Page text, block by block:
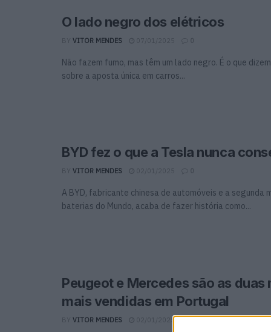
O lado negro dos elétricos
BY VITOR MENDES 07/01/2025 0
Não fazem fumo, mas têm um lado negro. É o que
sobre a aposta única em carros...
BYD fez o que a Tesla nunca
BY VITOR MENDES 02/01/2025 0
A BYD, fabricante chinesa de automóveis e a segunda
baterias do Mundo, acaba de fazer história como...
Peugeot e Mercedes são as duas
mais vendidas em Portugal
BY VITOR MENDES 02/01/2025